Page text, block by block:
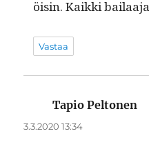
öisin. Kaik­ki
Vastaa
Tapio Peltonen
3.3.2020 13:34